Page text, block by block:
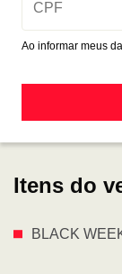
Itens do
BLACK
Ao informar meus